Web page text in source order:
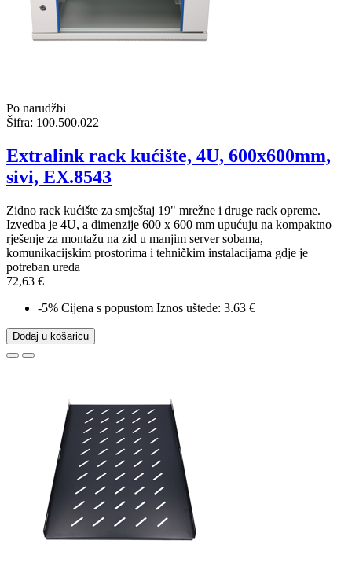
Po narudžbi
Šifra: 100.500.022
Extralink rack kućište, 4U, 600x600mm,
sivi, EX.8543
Zidno rack kućište za smještaj 19" mrežne i druge rack opreme.
Izvedba je 4U, a dimenzije 600 x 600 mm upućuju na kompaktno
rješenje za montažu na zid u manjim server sobama,
komunikacijskim prostorima i tehničkim instalacijama gdje je
potreban ureda
72,63 €
-5% Cijena s popustom Iznos uštede: 3.63 €
Dodaj u košaricu